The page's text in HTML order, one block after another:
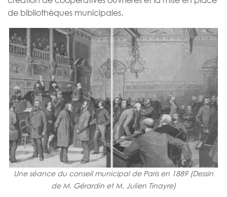
de bibliothèques municipales.
Une séance du conseil municipal de Paris en 1889 (Dessin
de M. Gérardin et M. Julien Tinayre)